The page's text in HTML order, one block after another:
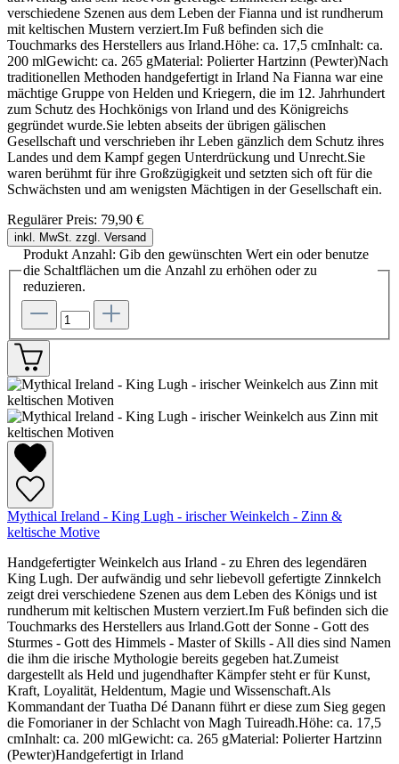
verschiedene Szenen aus dem Leben der Fianna und ist rundherum
mit keltischen Mustern verziert.Im Fuß befinden sich die
Touchmarks des Herstellers aus Irland.Höhe: ca. 17,5 cmInhalt: ca.
200 mlGewicht: ca. 265 gMaterial: Polierter Hartzinn (Pewter)Nach
traditionellen Methoden handgefertigt in Irland Na Fianna war eine
mächtige Gruppe von Helden und Kriegern, die im 12. Jahrhundert
zum Schutz des Hochkönigs von Irland und des Königreichs
gegründet wurde.Sie lebten abseits der übrigen gälischen
Gesellschaft und verschrieben ihr Leben gänzlich dem Schutz ihres
Landes und dem Kampf gegen Unterdrückung und Unrecht.Sie
waren berühmt für ihre Großzügigkeit und setzten sich oft für die
Schwächsten und am wenigsten Mächtigen in der Gesellschaft ein.
Regulärer Preis: 79,90 €
inkl. MwSt. zzgl. Versand
Produkt Anzahl: Gib den gewünschten Wert ein oder benutze
die Schaltflächen um die Anzahl zu erhöhen oder zu
reduzieren.
Mythical Ireland - King Lugh - irischer Weinkelch - Zinn &
keltische Motive
Handgefertigter Weinkelch aus Irland - zu Ehren des legendären
King Lugh. Der aufwändig und sehr liebevoll gefertigte Zinnkelch
zeigt drei verschiedene Szenen aus dem Leben des Königs und ist
rundherum mit keltischen Mustern verziert.Im Fuß befinden sich die
Touchmarks des Herstellers aus Irland.Gott der Sonne - Gott des
Sturmes - Gott des Himmels - Master of Skills - All dies sind Namen
die ihm die irische Mythologie bereits gegeben hat.Zumeist
dargestellt als Held und jugendhafter Kämpfer steht er für Kunst,
Kraft, Loyalität, Heldentum, Magie und Wissenschaft.Als
Kommandant der Tuatha Dé Danann führt er diese zum Sieg gegen
die Fomorianer in der Schlacht von Magh Tuireadh.Höhe: ca. 17,5
cmInhalt: ca. 200 mlGewicht: ca. 265 gMaterial: Polierter Hartzinn
(Pewter)Handgefertigt in Irland